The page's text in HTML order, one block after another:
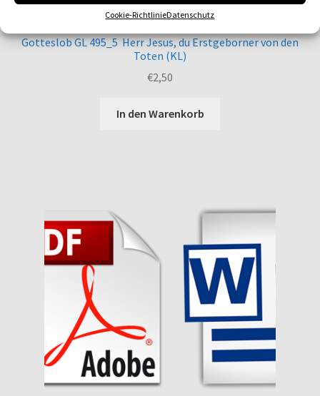
Cookie-RichtlinieDatenschutz
Gotteslob GL 495_5 Herr Jesus, du Erstgeborner von den
Toten (KL)
€2,50
In den Warenkorb